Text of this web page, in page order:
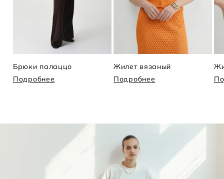
Брюки палаццо
Подробнее
Жилет вязаный
Подробнее